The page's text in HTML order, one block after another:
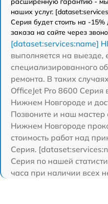
наших услуг.
Серия будет стоить на -
заказа на сайте через
[dataset:services:name]
выполняется на выезде,
специализированного
ремонта. В таких
OfficeJet Pro 8600 Серия
Нижнем Новгороде и
Позвоните и наш мастер
Нижнем Новгороде
стоимость работ над
Серия.
Серия по нашей
часа при наличии всех